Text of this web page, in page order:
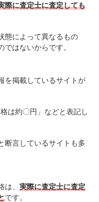
際に査定士に査定しても
態によって異なるもの
はないからです。
を掲載しているサイトが
は約〇円」などと表記し
断言しているサイトも多
、 実際に査定士に査定
です。